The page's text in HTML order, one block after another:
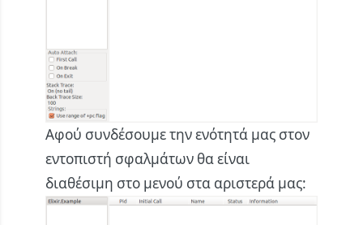
Αφού συνδέσουμε την ενότητά μας στον
εντοπιστή σφαλμάτων θα είναι
διαθέσιμη στο μενού στα αριστερά μας: